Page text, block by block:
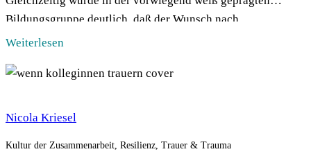
Bildungsgruppe deutlich, daß der Wunsch nach
machtkritischem Umgang für diversität-und
anfängt. So hatte unsere Laborgästin […]
Weiterlesen
Nicola Kriesel
Kultur der Zusammenarbeit, Resilienz, Trauer & Trauma